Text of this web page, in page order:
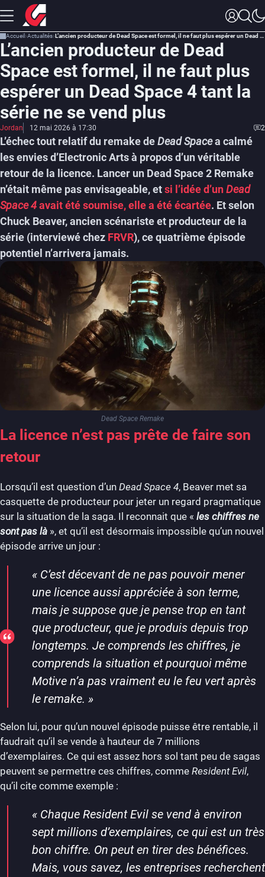
Accueil Actualités L’ancien producteur de Dead Space est formel, il ne faut plus espérer un Dead Space 4 tant la série ne se vend plus
L’ancien producteur de Dead
Space est formel, il ne faut plus
espérer un Dead Space 4 tant la
série ne se vend plus
Jordan 12 mai 2026 à 17:30 2
L’échec tout relatif du remake deDead Spacea calmé
les envies d’Electronic Arts à propos d’un véritable
retour de la licence. Lancer un Dead Space 2 Remake
n’était même pas envisageable, etsi l’idée d’unDead
Space 4avait été soumise, elle a été écartée. Et selon
Chuck Beaver, ancien scénariste et producteur de la
série (interviewé chez FRVR), ce quatrième épisode
potentiel n’arrivera jamais.
Dead Space Remake
La licence n’est pas prête de faire son
retour
Lorsqu’il est question d’un Dead Space 4, Beaver met sa
casquette de producteur pour jeter un regard pragmatique
sur la situation de la saga. Il reconnait que « les chiffres ne
sont pas là », et qu’il est désormais impossible qu’un nouvel
épisode arrive un jour :
« C’est décevant de ne pas pouvoir mener
une licence aussi appréciée à son terme,
mais je suppose que je pense trop en tant
que producteur, que je produis depuis trop
longtemps. Je comprends les chiffres, je
comprends la situation et pourquoi même
Motive n’a pas vraiment eu le feu vert après
le remake. »
Selon lui, pour qu’un nouvel épisode puisse être rentable, il
faudrait qu’il se vende à hauteur de 7 millions
d’exemplaires. Ce qui est assez hors sol tant peu de sagas
peuvent se permettre ces chiffres, comme Resident Evil,
qu’il cite comme exemple :
« Chaque Resident Evil se vend à environ
sept millions d’exemplaires, ce qui est un très
bon chiffre. On peut en tirer des bénéfices.
Mais, vous savez, les entreprises recherchent